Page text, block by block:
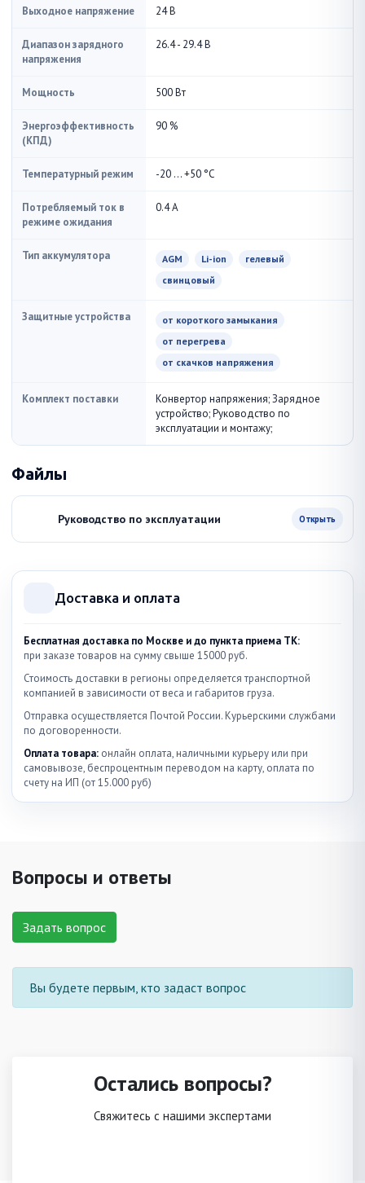
Выходное напряжение 24 В
Диапазон зарядного
напряжения
26.4 - 29.4 В
Мощность 500 Вт
Энергоэффективность
(КПД)
90 %
Температурный режим -20 ... +50 °С
Потребляемый ток в
режиме ожидания
0.4 А
Тип аккумулятора AGM Li-ion
гелевый
свинцовый
Защитные устройства
от короткого замыкания
от перегрева
от скачков напряжения
Комплект поставки
Конвертор напряжения; Зарядное
устройство; Руководство по
эксплуатации и монтажу;
Файлы
Руководство по эксплуатации Открыть
Доставка и оплата
Бесплатная доставка по Москве и до пункта приема ТК:
при заказе товаров на сумму свыше 15000 руб.
Стоимость доставки в регионы определяется транспортной
компанией в зависимости от веса и габаритов груза.
Отправка осуществляется Почтой России. Курьерскими службами
по договоренности.
Оплата товара: онлайн оплата, наличными курьеру или при
самовывозе, беспроцентным переводом на карту, оплата по
счету на ИП (от 15.000 руб)
Вопросы и ответы
Задать вопрос
Вы будете первым, кто задаст вопрос
Остались вопросы?
Свяжитесь с нашими экспертами